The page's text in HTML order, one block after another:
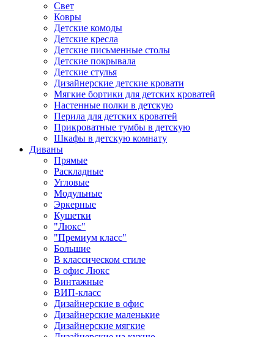
Свет
Ковры
Детские комоды
Детские кресла
Детские письменные столы
Детские покрывала
Детские стулья
Дизайнерские детские кровати
Мягкие бортики для детских кроватей
Настенные полки в детскую
Перила для детских кроватей
Прикроватные тумбы в детскую
Шкафы в детскую комнату
Диваны
Прямые
Раскладные
Угловые
Модульные
Эркерные
Кушетки
"Люкс"
"Премиум класс"
Большие
В классическом стиле
В офис Люкс
Винтажные
ВИП-класс
Дизайнерские в офис
Дизайнерские маленькие
Дизайнерские мягкие